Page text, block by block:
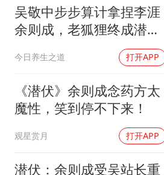
吴敬中步步算计拿捏李涯
余则成，老狐狸终成潜伏
今日养生之道 打开APP
《潜伏》余则成念药方太
魔性，笑到停不下来！
观星赏月 打开APP
潜伏：余则成受吴站长重